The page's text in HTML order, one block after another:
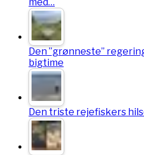
Den ”grønneste”
bigtime
Den triste rejefiskers